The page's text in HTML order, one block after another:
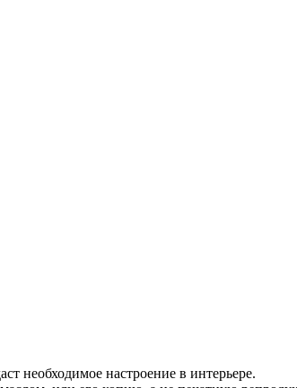
необходимое настроение в интерьере.